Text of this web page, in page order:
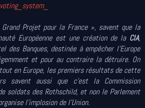
Projet pour la France », savent que la
Européenne est une création de la CIA,
des Banques, destinée à empêcher l’Europe
et pour au contraire la détruire. On
en Europe, les premiers résultats de cette
savent aussi que c’est la Commission
soldats des Rothschild, et non le Parlement
l’implosion de l’Union.